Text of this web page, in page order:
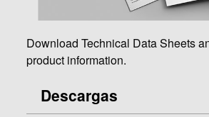
Download Technical Data Sheets
product information.
Descargas